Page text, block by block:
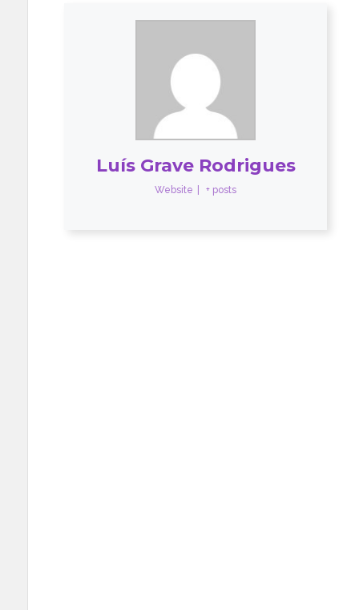
Luís Grave Rodrigues
Website + posts